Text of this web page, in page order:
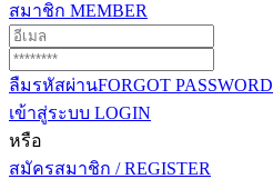
สมาชิก MEMBER
ลืมรหัสผ่านFORGOT PASSWORD
เข้าสู่ระบบ LOGIN
หรือ
สมัครสมาชิก / REGISTER